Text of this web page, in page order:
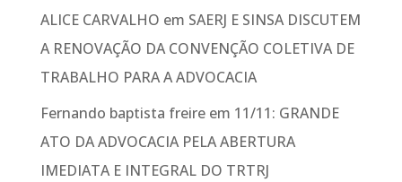
ALICE CARVALHO em SAERJ E SINSA DISCUTEM
A RENOVAÇÃO DA CONVENÇÃO COLETIVA DE
TRABALHO PARA A ADVOCACIA
Fernando baptista freireem 11/11: GRANDE
ATO DA ADVOCACIA PELA ABERTURA
IMEDIATA E INTEGRAL DO TRTRJ